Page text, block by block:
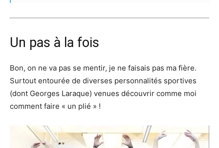
Un pas à la fois
Bon, on ne va pas se mentir, je ne faisais pas ma fière.
Surtout entourée de diverses personnalités sportives
(dont Georges Laraque) venues découvrir comme moi
comment faire « un plié » !